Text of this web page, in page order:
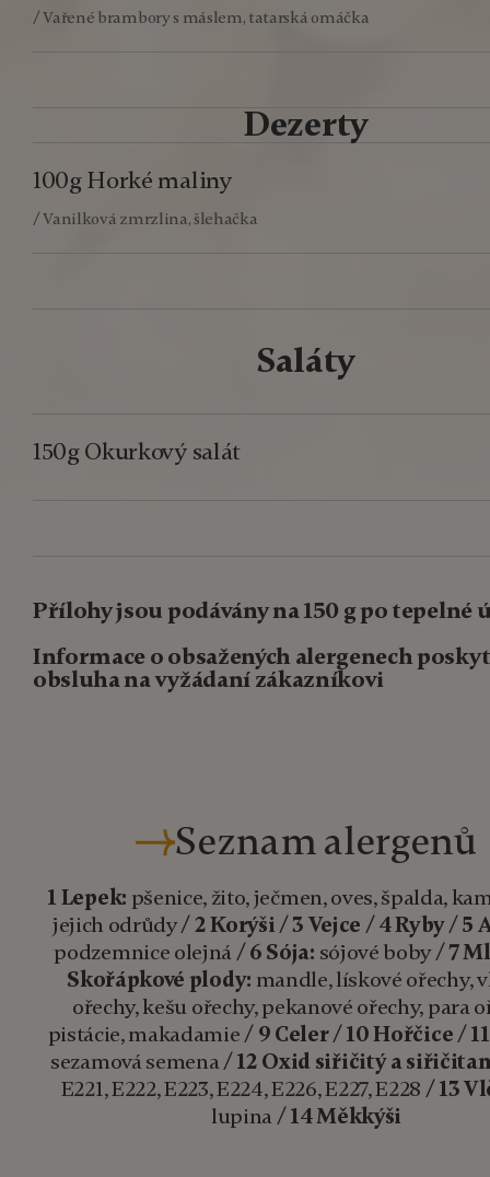
/ Vařené brambory s máslem, tatarská omáčka
Dezerty
100g Horké maliny
/ Vanilková zmrzlina, šlehačka
Saláty
150g Okurkový salát
Přílohy jsou podávány na 150 g po tepelné
Informace o obsažených alergenech
obsluha na vyžádaní zákazníkovi
Seznam alergenů
1 Lepek: pšenice, žito, ječmen, oves, špalda,
jejich odrůdy /2 Korýši/3 Vejce /4 Ryby/5
podzemnice olejná /6 Sója: sójové boby /7
Skořápkové plody: mandle, lískové ořechy,
ořechy, kešu ořechy, pekanové ořechy, para
pistácie, makadamie / 9 Celer/10 Hořčice/
sezamová semena /12 Oxid siřičitý a
E221, E222, E223, E224, E226, E227, E228 /13
lupina /14 Měkkýši